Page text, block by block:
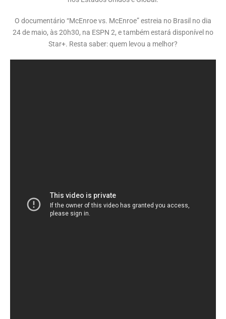
O documentário “McEnroe vs. McEnroe” estreia no Brasil no dia
24 de maio, às 20h30, na ESPN 2, e também estará disponível no
Star+. Resta saber: quem levou a melhor?